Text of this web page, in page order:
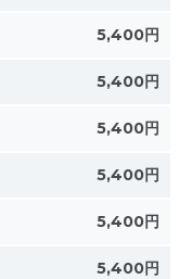
5,400円
5,400円
5,400円
5,400円
5,400円
5,400円